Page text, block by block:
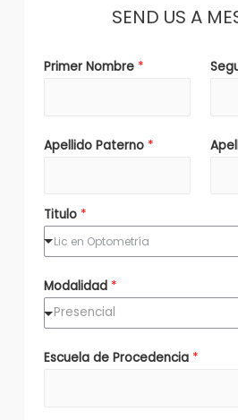
SEND US A
Primer Nombre *
Apellido Paterno *
Titulo *
Lic en Optometría
Modalidad *
Escuela de Procedencia *